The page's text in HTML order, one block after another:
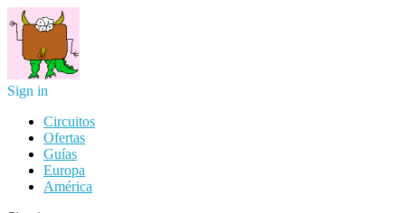
Sign in
Circuitos
Ofertas
Guías
Europa
América